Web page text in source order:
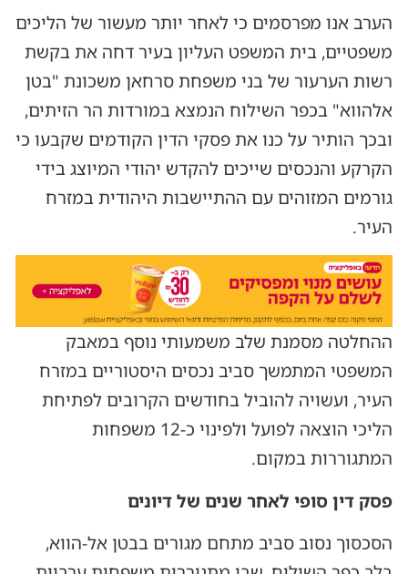
הערב אנו מפרסמים כי לאחר יותר מעשור של הליכים
משפטיים, בית המשפט העליון בעיר דחה את בקשת
רשות הערעור של בני משפחת סרחאן משכונת "בטן
אלהווא" בכפר השילוח הנמצא במורדות הר הזיתים,
ובכך הותיר על כנו את פסקי הדין הקודמים שקבעו כי
הקרקע והנכסים שייכים להקדש יהודי המיוצג בידי
גורמים המזוהים עם ההתיישבות היהודית במזרח
העיר.
ההחלטה מסמנת שלב משמעותי נוסף במאבק
המשפטי המתמשך סביב נכסים היסטוריים במזרח
העיר, ועשויה להוביל בחודשים הקרובים לפתיחת
הליכי הוצאה לפועל ולפינוי כ-12 משפחות
המתגוררות במקום.
פסק דין סופי לאחר שנים של דיונים
הסכסוך נסוב סביב מתחם מגורים בבטן אל-הווא,